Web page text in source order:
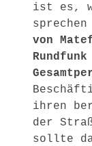
ist es,
von
ihren
der
sollte